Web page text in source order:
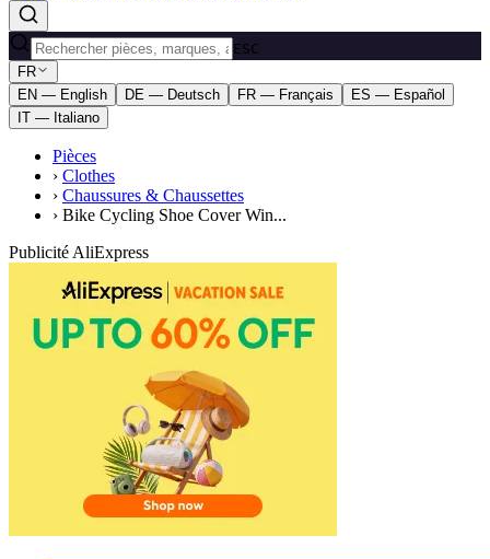
ESC
FR
EN — English
DE — Deutsch FR — Français
ES — Español
IT — Italiano
Pièces
› Clothes
› Chaussures & Chaussettes
› Bike Cycling Shoe Cover Win...
Publicité AliExpress